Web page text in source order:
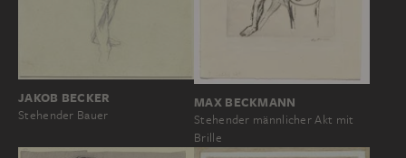
JAKOB BECKER
Stehender Bauer
MAX BECKMANN
Stehender männlicher Akt mit
Brille